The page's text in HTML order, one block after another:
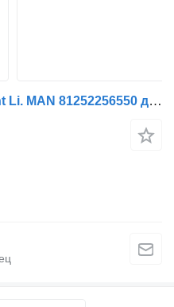
Фонарь Diversen Achterlicht Li. MAN 81252256550 для грузовика